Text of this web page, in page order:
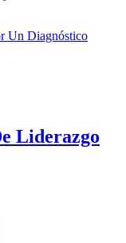
Un Diagnóstico
Liderazgo